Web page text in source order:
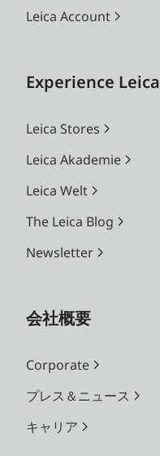
Leica Account
Experience Leica
Leica Stores
Leica Akademie
Leica Welt
The Leica Blog
Newsletter
会社概要
Corporate
プレス＆ニュース
キャリア